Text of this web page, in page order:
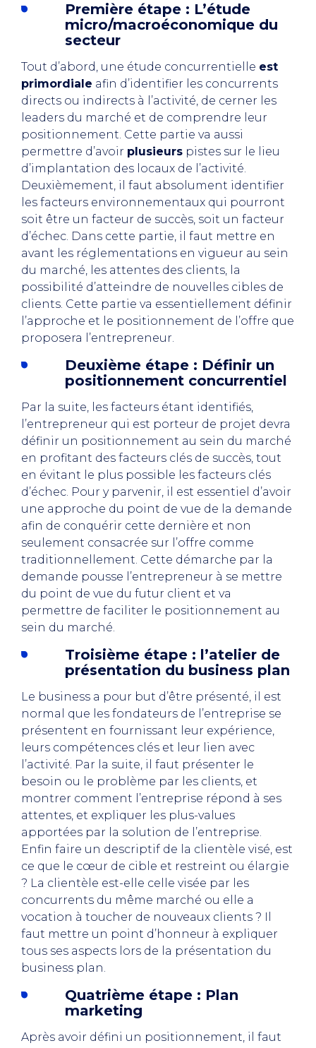
Première étape : L’étude
micro/macroéconomique du
secteur
Tout d’abord, une étude concurrentielle est
primordiale afin d’identifier les concurrents
directs ou indirects à l’activité, de cerner les
leaders du marché et de comprendre leur
positionnement. Cette partie va aussi
permettre d’avoir plusieurs pistes sur le lieu
d’implantation des locaux de l’activité.
Deuxièmement, il faut absolument identifier
les facteurs environnementaux qui pourront
soit être un facteur de succès, soit un facteur
d’échec. Dans cette partie, il faut mettre en
avant les réglementations en vigueur au sein
du marché, les attentes des clients, la
possibilité d’atteindre de nouvelles cibles de
clients. Cette partie va essentiellement définir
l’approche et le positionnement de l’offre que
proposera l’entrepreneur.
Deuxième étape : Définir un
positionnement concurrentiel
Par la suite, les facteurs étant identifiés,
l’entrepreneur qui est porteur de projet devra
définir un positionnement au sein du marché
en profitant des facteurs clés de succès, tout
en évitant le plus possible les facteurs clés
d’échec. Pour y parvenir, il est essentiel d’avoir
une approche du point de vue de la demande
afin de conquérir cette dernière et non
seulement consacrée sur l’offre comme
traditionnellement. Cette démarche par la
demande pousse l’entrepreneur à se mettre
du point de vue du futur client et va
permettre de faciliter le positionnement au
sein du marché.
Troisième étape : l’atelier de
présentation du business plan
Le business a pour but d’être présenté, il est
normal que les fondateurs de l’entreprise se
présentent en fournissant leur expérience,
leurs compétences clés et leur lien avec
l’activité. Par la suite, il faut présenter le
besoin ou le problème par les clients, et
montrer comment l’entreprise répond à ses
attentes, et expliquer les plus-values
apportées par la solution de l’entreprise.
Enfin faire un descriptif de la clientèle visé, est
ce que le cœur de cible et restreint ou élargie
? La clientèle est-elle celle visée par les
concurrents du même marché ou elle a
vocation à toucher de nouveaux clients ? Il
faut mettre un point d’honneur à expliquer
tous ses aspects lors de la présentation du
business plan.
Quatrième étape : Plan
marketing
Après avoir défini un positionnement, il faut